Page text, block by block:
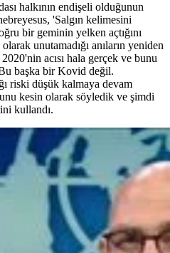
halkının endişeli olduğunun
'Salgın kelimesini
bir geminin yelken açtığını
unutamadığı anıların yeniden
acısı hala gerçek ve bunu
başka bir Kovid değil.
riski düşük kalmaya devam
kesin olarak söyledik ve şimdi
kullandı.